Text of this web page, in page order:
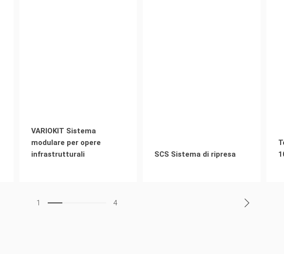
VARIOKIT Sistema
modulare per opere
infrastrutturali
SCS Sistema di ripresa
1 4